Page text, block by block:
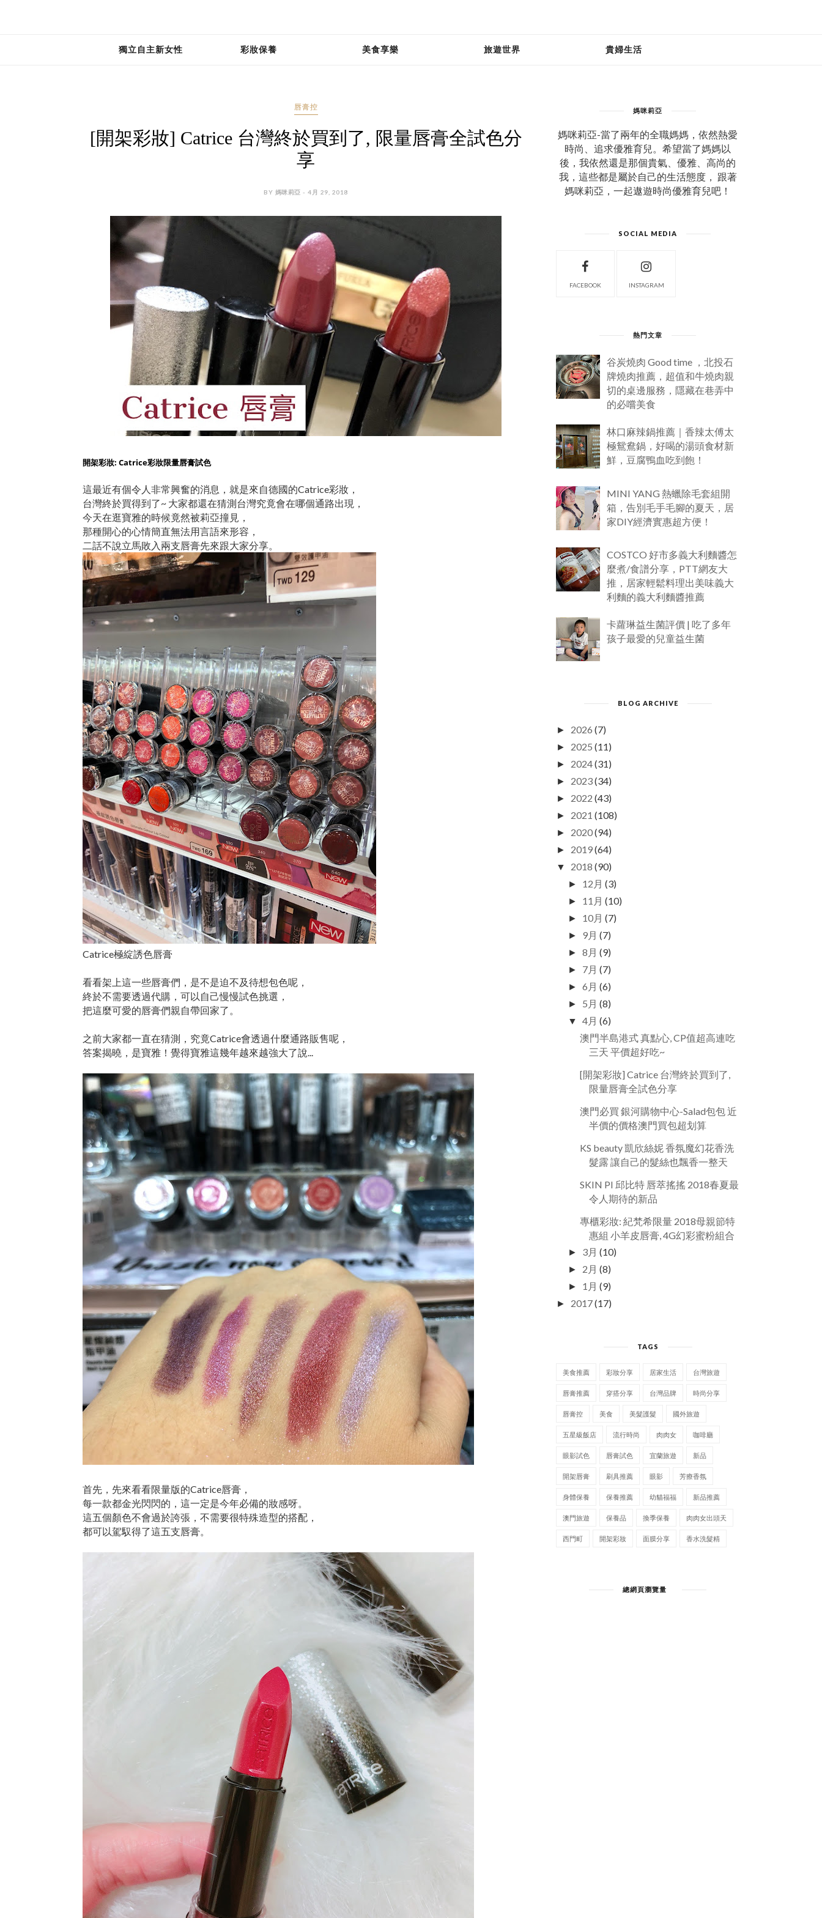
獨立自主新女性 彩妝保養 美食享樂 旅遊世界 貴婦生活
唇膏控
[開架彩妝] Catrice 台灣終於買到了, 限量唇膏全試色分
享
BY 媽咪莉亞 - 4月 29, 2018
開架彩妝: Catrice彩妝限量唇膏試色
這最近有個令人非常興奮的消息，就是來自德國的Catrice彩妝，
台灣終於買得到了~ 大家都還在猜測台灣究竟會在哪個通路出現，
今天在逛寶雅的時候竟然被莉亞撞見，
那種開心的心情簡直無法用言語來形容，
二話不說立馬敗入兩支唇膏先來跟大家分享。
Catrice極綻誘色唇膏
看看架上這一些唇膏們，是不是迫不及待想包色呢，
終於不需要透過代購，可以自己慢慢試色挑選，
把這麼可愛的唇膏們親自帶回家了。
之前大家都一直在猜測，究竟Catrice會透過什麼通路販售呢，
答案揭曉，是寶雅！覺得寶雅這幾年越來越強大了說...
首先，先來看看限量版的Catrice唇膏，
每一款都金光閃閃的，這一定是今年必備的妝感呀。
這五個顏色不會過於誇張，不需要很特殊造型的搭配，
都可以駕馭得了這五支唇膏。
媽咪莉亞
媽咪莉亞-當了兩年的全職媽媽，依然熱愛
時尚、追求優雅育兒。希望當了媽媽以
後，我依然還是那個貴氣、優雅、高尚的
我，這些都是屬於自己的生活態度， 跟著
媽咪莉亞，一起遨遊時尚優雅育兒吧！
SOCIAL MEDIA
FACEBOOK INSTAGRAM
熱門文章
谷炭燒肉 Good time ，北投石
牌燒肉推薦，超值和牛燒肉親
切的桌邊服務，隱藏在巷弄中
的必嚐美食
林口麻辣鍋推薦｜香辣太傅太
極鴛鴦鍋，好喝的湯頭食材新
鮮，豆腐鴨血吃到飽！
MINI YANG 熱蠟除毛套組開
箱，告別毛手毛腳的夏天，居
家DIY經濟實惠超方便！
COSTCO 好市多義大利麵醬怎
麼煮/食譜分享，PTT網友大
推，居家輕鬆料理出美味義大
利麵的義大利麵醬推薦
卡蘿琳益生菌評價 | 吃了多年
孩子最愛的兒童益生菌
BLOG ARCHIVE
► 2026 (7)
► 2025 (11)
► 2024(31)
► 2023(34)
► 2022 (43)
► 2021 (108)
► 2020(94)
► 2019(64)
▼ 2018 (90)
► 12月 (3)
► 11月 (10)
► 10月 (7)
► 9月 (7)
► 8月 (9)
► 7月 (7)
► 6月 (6)
► 5月 (8)
▼ 4月 (6)
澳門半島港式 真點心, CP值超高連吃
三天 平價超好吃~
[開架彩妝] Catrice 台灣終於買到了,
限量唇膏全試色分享
澳門必買 銀河購物中心-Salad包包 近
半價的價格澳門買包超划算
KS beauty 凱欣絲妮 香氛魔幻花香洗
髮露 讓自己的髮絲也飄香一整天
SKIN PI 邱比特 唇萃搖搖 2018春夏最
令人期待的新品
專櫃彩妝: 紀梵希限量 2018母親節特
惠組 小羊皮唇膏, 4G幻彩蜜粉組合
► 3月 (10)
► 2月 (8)
► 1月 (9)
► 2017(17)
TAGS
美食推薦 彩妝分享 居家生活 台灣旅遊
唇膏推薦 穿搭分享 台灣品牌 時尚分享
唇膏控 美食 美髮護髮 國外旅遊
五星級飯店 流行時尚 肉肉女 咖啡廳
眼影試色 唇膏試色 宜蘭旅遊 新品
開架唇膏 刷具推薦 眼影 芳療香氛
身體保養 保養推薦 幼貓福福 新品推薦
澳門旅遊 保養品 換季保養 肉肉女出頭天
西門町 開架彩妝 面膜分享 香水洗髮精
總網頁瀏覽量